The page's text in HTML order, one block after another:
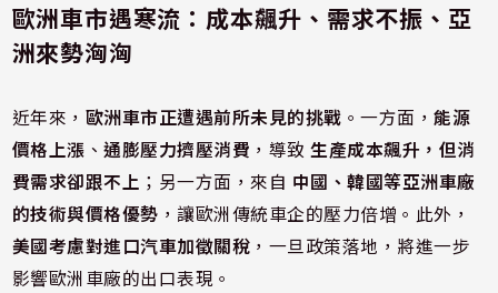
歐洲車市遇寒流：成本飆升、需求不振、亞
洲來勢洶洶
近年來， 歐洲車市正遭遇前所未見的挑戰 。一方面，能源
價格上漲 、通膨壓力擠壓消費 ，導致生產成本飆升，但消
費需求卻跟不上 ；另一方面，來自 中國、韓國等亞洲車廠
的技術與價格優勢 ，讓歐洲傳統車企的壓力倍增。此外，
美國考慮對進口汽車加徵關稅 ，一旦政策落地，將進一步
影響歐洲車廠的出口表現。